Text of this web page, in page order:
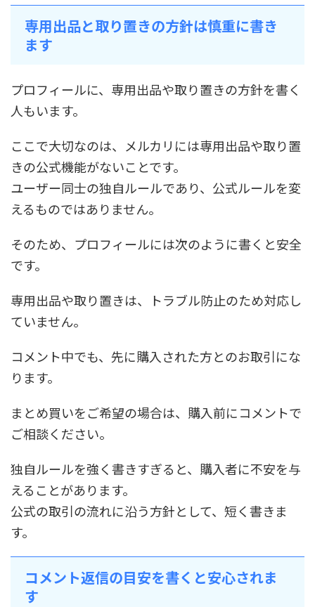
専用出品と取り置きの方針は慎重に書き
ます
プロフィールに、専用出品や取り置きの方針を書く
人もいます。
ここで大切なのは、メルカリには専用出品や取り置
きの公式機能がないことです。
ユーザー同士の独自ルールであり、公式ルールを変
えるものではありません。
そのため、プロフィールには次のように書くと安全
です。
専用出品や取り置きは、トラブル防止のため対応し
ていません。
コメント中でも、先に購入された方とのお取引にな
ります。
まとめ買いをご希望の場合は、購入前にコメントで
ご相談ください。
独自ルールを強く書きすぎると、購入者に不安を与
えることがあります。
公式の取引の流れに沿う方針として、短く書きま
す。
コメント返信の目安を書くと安心されま
す